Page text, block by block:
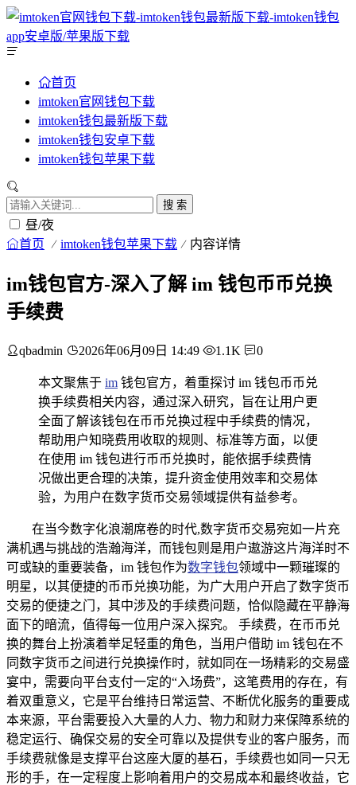
首页
imtoken官网钱包下载
imtoken钱包最新版下载
imtoken钱包安卓下载
imtoken钱包苹果下载
搜 索
昼/夜
首页 imtoken钱包苹果下载 内容详情
im钱包官方-深入了解 im 钱包币币兑换
手续费
qbadmin 2026年06月09日 14:49 1.1K 0
本文聚焦于 im 钱包官方，着重探讨 im 钱包币币兑
换手续费相关内容，通过深入研究，旨在让用户更
全面了解该钱包在币币兑换过程中手续费的情况，
帮助用户知晓费用收取的规则、标准等方面，以便
在使用 im 钱包进行币币兑换时，能依据手续费情
况做出更合理的决策，提升资金使用效率和交易体
验，为用户在数字货币交易领域提供有益参考。
在当今数字化浪潮席卷的时代,数字货币交易宛如一片充
满机遇与挑战的浩瀚海洋，而钱包则是用户遨游这片海洋时不
可或缺的重要装备，im 钱包作为数字钱包领域中一颗璀璨的
明星，以其便捷的币币兑换功能，为广大用户开启了数字货币
交易的便捷之门，其中涉及的手续费问题，恰似隐藏在平静海
面下的暗流，值得每一位用户深入探究。 手续费，在币币兑
换的舞台上扮演着举足轻重的角色，当用户借助 im 钱包在不
同数字货币之间进行兑换操作时，就如同在一场精彩的交易盛
宴中，需要向平台支付一定的“入场费”，这笔费用的存在，有
着双重意义，它是平台维持日常运营、不断优化服务的重要成
本来源，平台需要投入大量的人力、物力和财力来保障系统的
稳定运行、确保交易的安全可靠以及提供专业的客户服务，而
手续费就像是支撑平台这座大厦的基石，手续费也如同一只无
形的手，在一定程度上影响着用户的交易成本和最终收益，它